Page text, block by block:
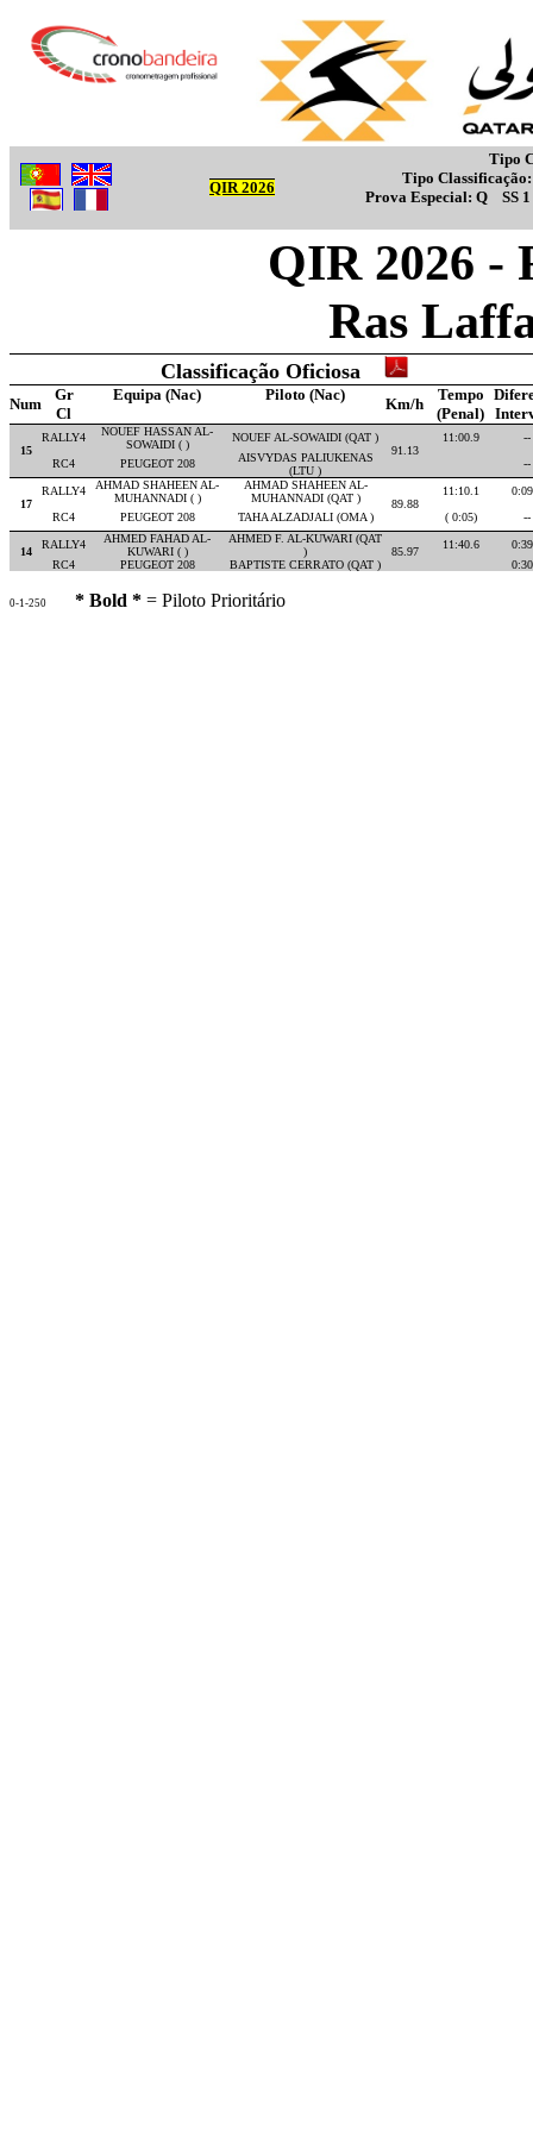
QIR 2026
Tipo
Tipo
Prova Especial: Q
SS 1
QIR 2026 -
Ras
Classificação Oficiosa
Num
Gr Equipa (Nac) Piloto (Nac)
Km/h
Tempo
Cl
(Penal)
15
RALLY4
NOUEF HASSAN AL-
SOWAIDI ( )
NOUEF AL-SOWAIDI (QAT )
91.13
11:00.9
--
RC4
PEUGEOT 208
AISVYDAS PALIUKENAS
(LTU )
--
17
RALLY4
AHMAD SHAHEEN AL-
MUHANNADI ( )
AHMAD SHAHEEN AL-
MUHANNADI (QAT )
89.88
11:10.1
RC4
PEUGEOT 208 TAHA ALZADJALI (OMA ) ( 0:05) --
14
RALLY4
AHMED FAHAD AL-
KUWARI ( )
AHMED F. AL-KUWARI (QAT
)
85.97
11:40.6
RC4
PEUGEOT 208 BAPTISTE CERRATO (QAT )
0-1-250 * Bold * = Piloto Prioritário